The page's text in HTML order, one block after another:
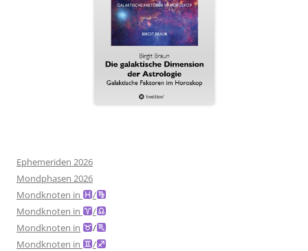
Ephemeriden 2026
Mondphasen 2026
Mondknoten in
/
Mondknoten in
/
Mondknoten in
/
Mondknoten in
/